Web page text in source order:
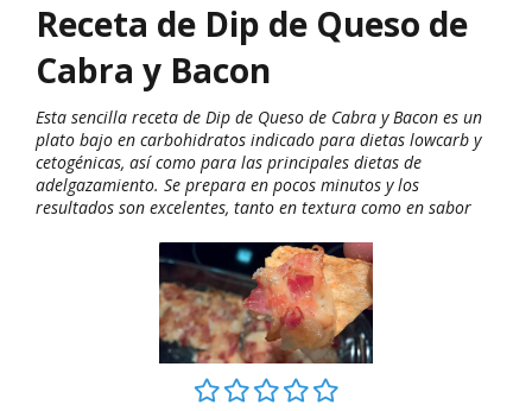
Receta de Dip de Queso de
Cabra y Bacon
Esta sencilla receta de Dip de Queso de Cabra y Bacon es un
plato bajo en carbohidratos indicado para dietas lowcarb y
cetogénicas, así como para las principales dietas de
adelgazamiento. Se prepara en pocos minutos y los
resultados son excelentes, tanto en textura como en sabor